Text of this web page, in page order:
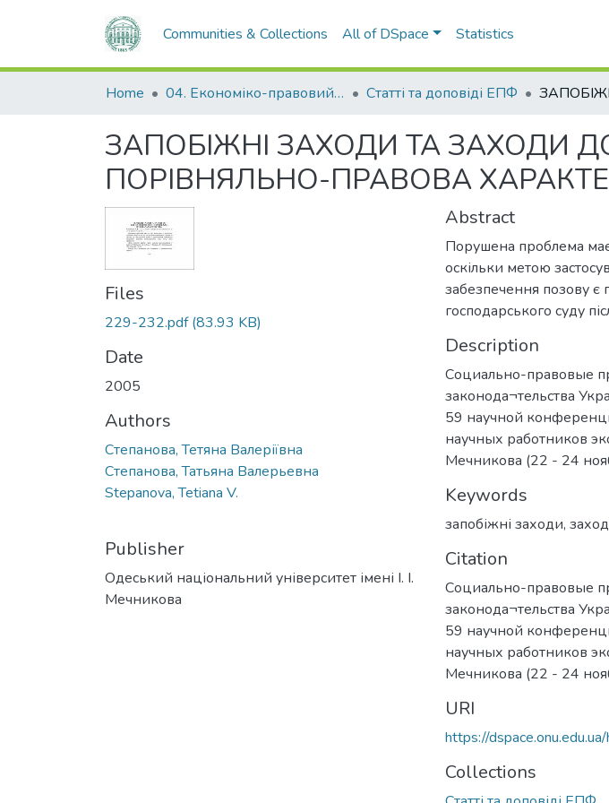
Communities & Collections All of DSpace Statistics
Home 04. Економіко-правовий факультет Статті та доповіді ЕПФ
ЗАПОБІЖНІ ЗАХОДИ ТА ЗАХОДИ
ПОРІВНЯЛЬНО-ПРАВОВА
Files
229-232.pdf(83.93 KB)
Date
2005
Authors
Степанова, Тетяна Валеріївна
Степанова, Татьяна Валерьевна
Stepanova, Tetiana V.
Publisher
Одеський національний університет імені І. І.
Мечникова
Abstract
Порушена проблема
оскільки метою
забезпечення позову є
господарського суду
Description
Социально-правовые
законода¬тельства
59 научной
научных работников
Мечникова (22 - 24
Keywords
запобіжні заходи,
Citation
Социально-правовые
законода¬тельства
59 научной
научных работников
Мечникова (22 - 24
URI
https://
Collections